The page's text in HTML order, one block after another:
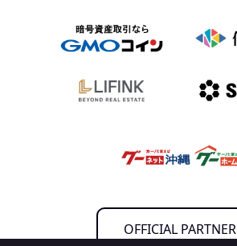
OFFICIAL PARTNER